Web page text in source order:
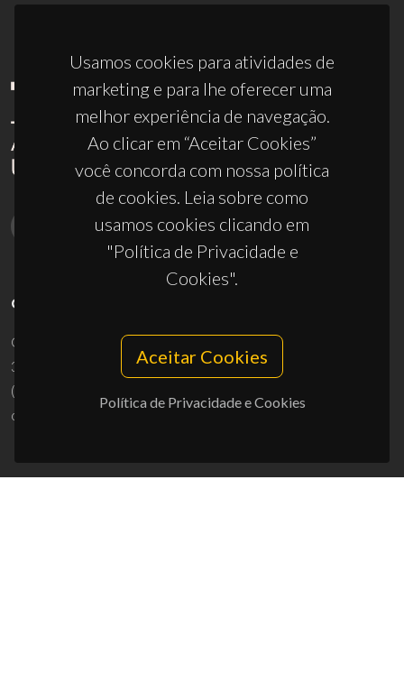
Usamos cookies para atividades de
marketing e para lhe oferecer uma
melhor experiência de navegação.
Ao clicar em “Aceitar Cookies”
você concorda com nossa política
de cookies. Leia sobre como
usamos cookies clicando em
"Política de Privacidade e
Cookies".
Aceitar Cookies
Política de Privacidade e Cookies
CONTACTOS
Campus Universitário de Santiago
3810-193 Aveiro - Portugal
(+351) 234 370 200
ciceco@ua.pt